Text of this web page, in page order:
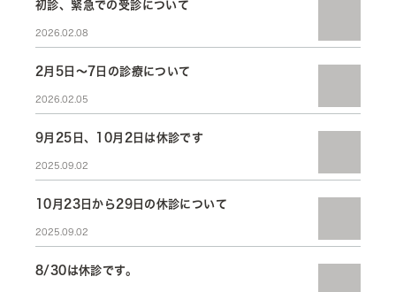
初診、緊急での受診について
2026.02.08
2月5日～7日の診療について
2026.02.05
9月25日、10月2日は休診です
2025.09.02
10月23日から29日の休診について
2025.09.02
8/30は休診です。